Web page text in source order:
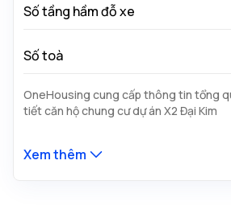
Số tầng hầm đỗ xe
Số toà
OneHousing cung cấp thông tin tổng
tiết căn hộ chung cư dự án X2 Đại Kim
Xem thêm